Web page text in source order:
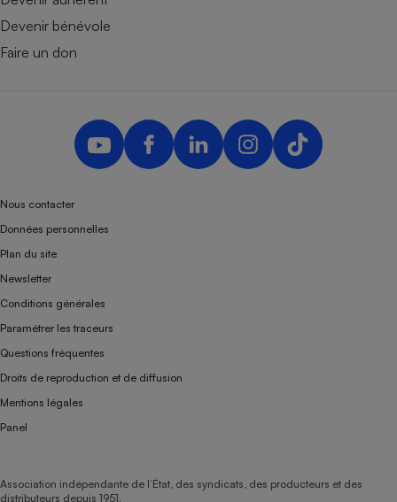
Devenir bénévole
Faire un don
Nous contacter
Données personnelles
Plan du site
Newsletter
Conditions générales
Paramétrer les traceurs
Questions fréquentes
Droits de reproduction et de diffusion
Mentions légales
Panel
Association indépendante de l’État, des syndicats, des producteurs et des
distributeurs depuis 1951.